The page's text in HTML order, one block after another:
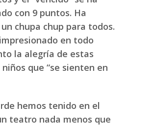
con 9 puntos. Ha
chupa chup para todos.
en todo
la alegría de estas
que “se sienten en
hemos tenido en el
teatro nada menos que